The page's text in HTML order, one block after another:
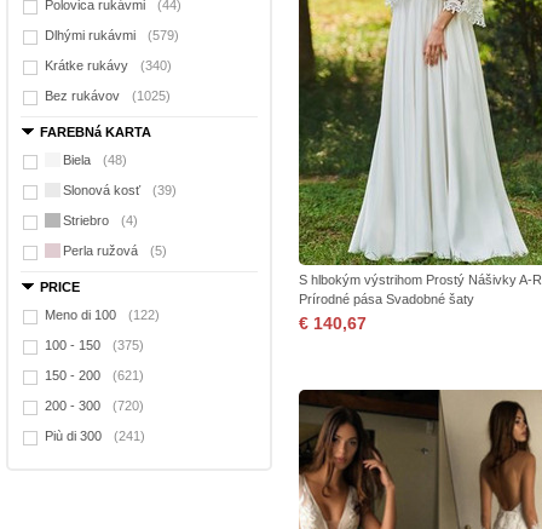
Polovica rukávmi (44)
Dlhými rukávmi (579)
Krátke rukávy (340)
Bez rukávov (1025)
FAREBNá KARTA
Biela
(48)
Slonová kosť (39)
Striebro (4)
Perla ružová (5)
PRICE
Meno di 100
(122)
100 - 150 (375)
150 - 200 (621)
200 - 300 (720)
Più di 300 (241)
S hlbokým výstrihom Prostý Nášivky A-
Prírodné pása Svadobné šaty
€ 140,67